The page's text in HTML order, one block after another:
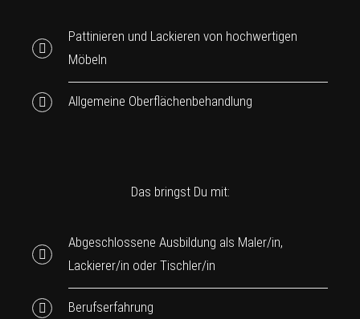
Pattinieren und Lackieren von hochwertigen
Möbeln
Allgemeine Oberflächenbehandlung
Das bringst Du mit:
Abgeschlossene Ausbildung als Maler/in,
Lackierer/in oder Tischler/in
Berufserfahrung